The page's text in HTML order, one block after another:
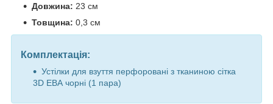
Довжина: 23 см
Товщина: 0,3 см
Комплектація:
Устілки для взуття перфоровані з тканиною сітка
3D ЕВА чорні (1 пара)